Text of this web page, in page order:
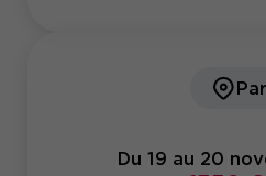
Du 19 au 20